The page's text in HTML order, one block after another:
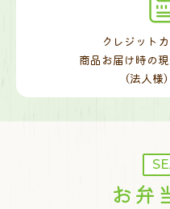
クレジット
商品お届け時の
（法人様
お弁